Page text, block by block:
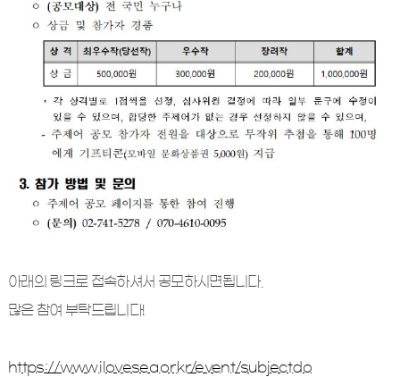
아래의 링크로 접속하셔서 공모하시면됩니다.
많은 참여 부탁드립니다!
https://www.ilovesea.or.kr/event/subject.do